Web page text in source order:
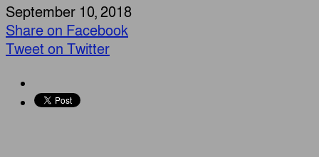
September 10, 2018
Share on Facebook
Tweet on Twitter